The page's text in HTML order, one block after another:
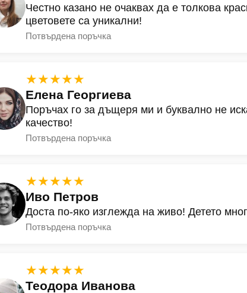
Честно казано не очаквах да е толкова
цветовете са уникални!
Потвърдена поръчка
★★★★★
Елена Георгиева
Поръчах го за дъщеря ми и буквално не
качество!
Потвърдена поръчка
★★★★★
Иво Петров
Доста по-яко изглежда на живо! Детето
Потвърдена поръчка
★★★★★
Теодора Иванова